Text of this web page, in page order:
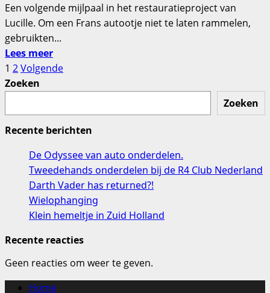
Een volgende mijlpaal in het restauratieproject van
Lucille. Om een Frans autootje niet te laten rammelen,
gebruikten...
Lees meerLees
meer
Mannen…
Berichten
paginering
1 2Volgende
Zoeken
Zoeken
Recente berichten
De Odyssee van auto onderdelen.
Tweedehands onderdelen bij de R4 Club Nederland
Darth Vader has returned?!
Wielophanging
Klein hemeltje in Zuid Holland
Recente reacties
Geen reacties om weer te geven.
Home